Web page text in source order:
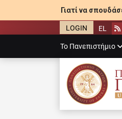
Γιατί να
LOGIN EL
menu
Το Πανεπιστήμιο